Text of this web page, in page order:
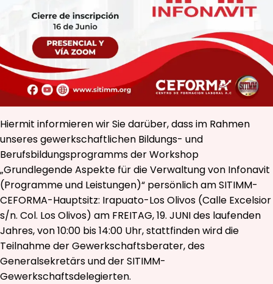
Hiermit informieren wir Sie darüber, dass im Rahmen
unseres gewerkschaftlichen Bildungs- und
Berufsbildungsprogramms der Workshop
„Grundlegende Aspekte für die Verwaltung von Infonavit
(Programme und Leistungen)“ persönlich am SITIMM-
CEFORMA-Hauptsitz: Irapuato-Los Olivos (Calle Excelsior
s/n. Col. Los Olivos) am FREITAG, 19. JUNI des laufenden
Jahres, von 10:00 bis 14:00 Uhr, stattfinden wird die
Teilnahme der Gewerkschaftsberater, des
Generalsekretärs und der SITIMM-
Gewerkschaftsdelegierten.